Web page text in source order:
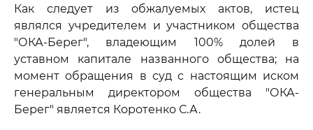
Как следует из обжалуемых актов, истец
являлся учредителем и участником общества
"ОКА-Берег", владеющим 100% долей в
уставном капитале названного общества; на
момент обращения в суд с настоящим иском
генеральным директором общества "ОКА-
Берег" является Коротенко С.А.